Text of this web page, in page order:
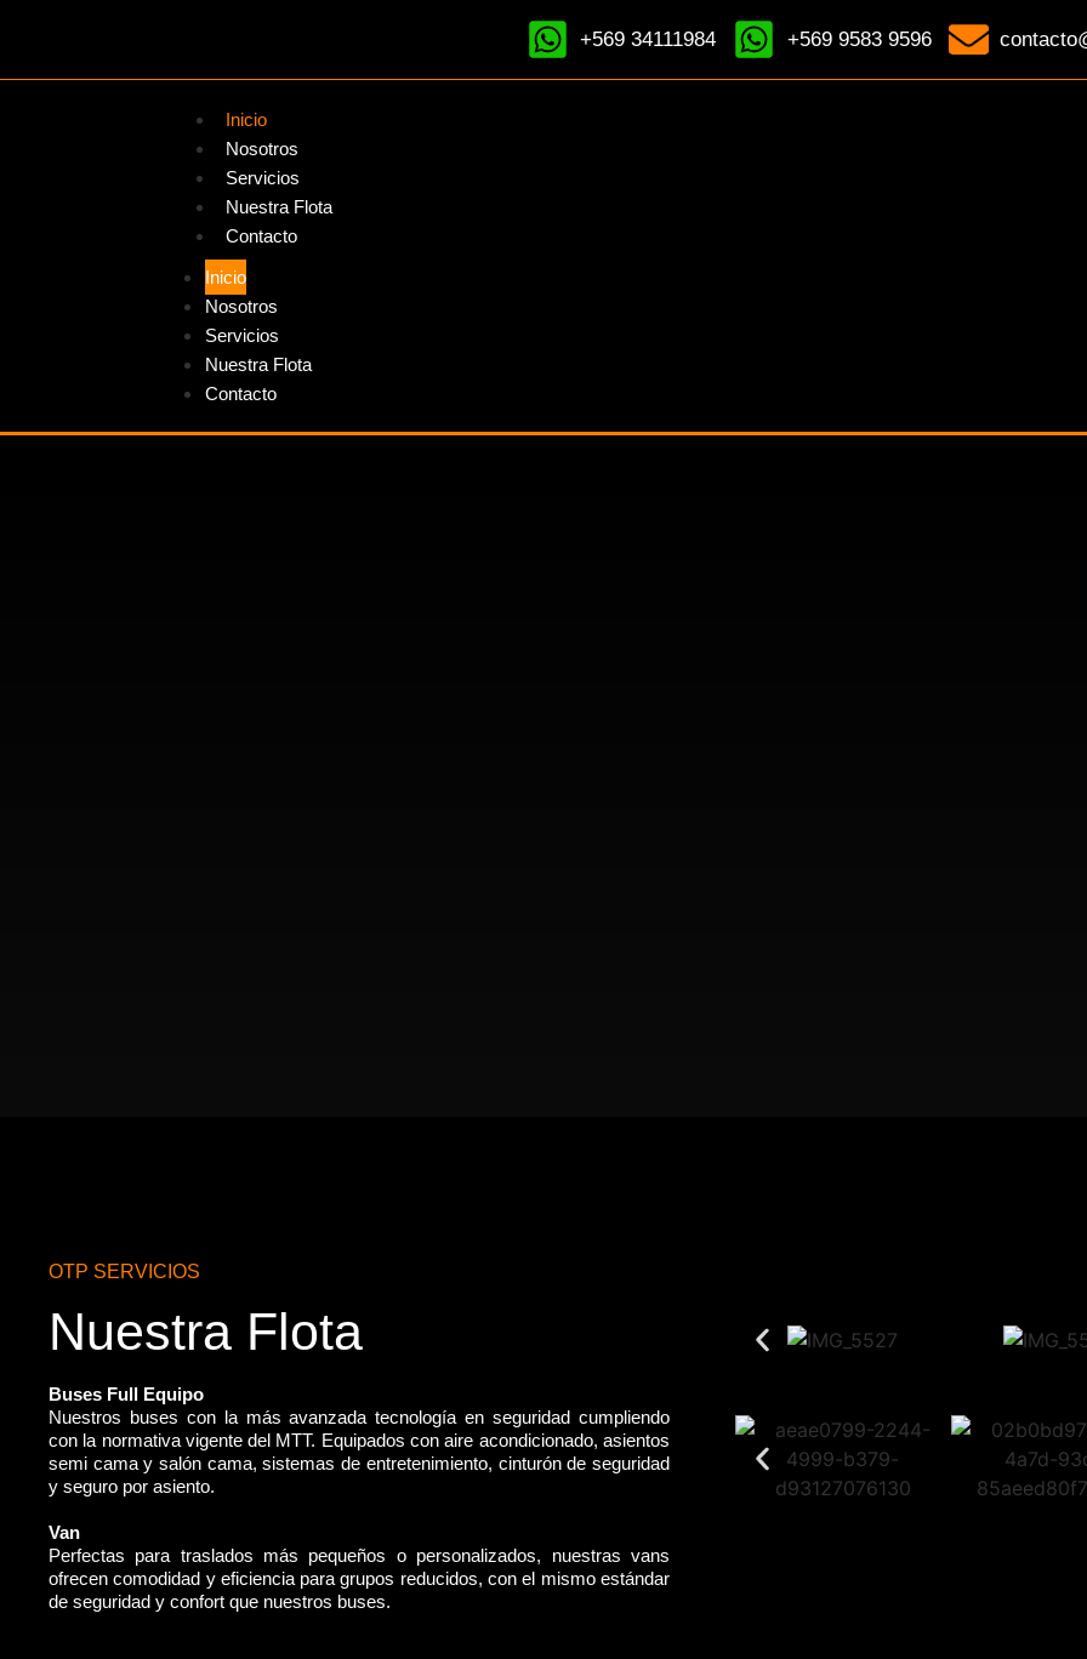
+569 34111984 +569 9583 9596
Inicio
Nosotros
Servicios
Nuestra Flota
Contacto
Inicio
Nosotros
Servicios
Nuestra Flota
Contacto
OTP SERVICIOS
Nuestra Flota
Buses Full Equipo
Nuestros buses con la más avanzada tecnología en seguridad cumpliendo
con la normativa vigente del MTT. Equipados con aire acondicionado, asientos
semi cama y salón cama, sistemas de entretenimiento, cinturón de seguridad
y seguro por asiento.
Van
Perfectas para traslados más pequeños o personalizados, nuestras vans
ofrecen comodidad y eficiencia para grupos reducidos, con el mismo estándar
de seguridad y confort que nuestros buses.